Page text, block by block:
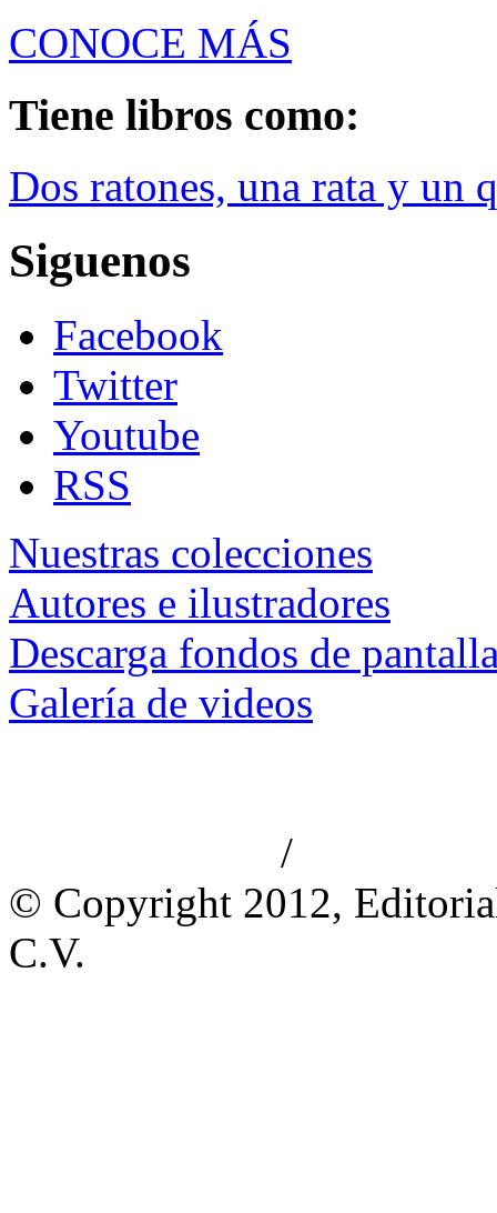
CONOCE MÁS
Tiene libros como:
Dos ratones, una rata y un
Siguenos
Facebook
Twitter
Youtube
RSS
Nuestras colecciones
Autores e ilustradores
Descarga fondos de
Galería de videos
/
© Copyright 2012,
C.V.